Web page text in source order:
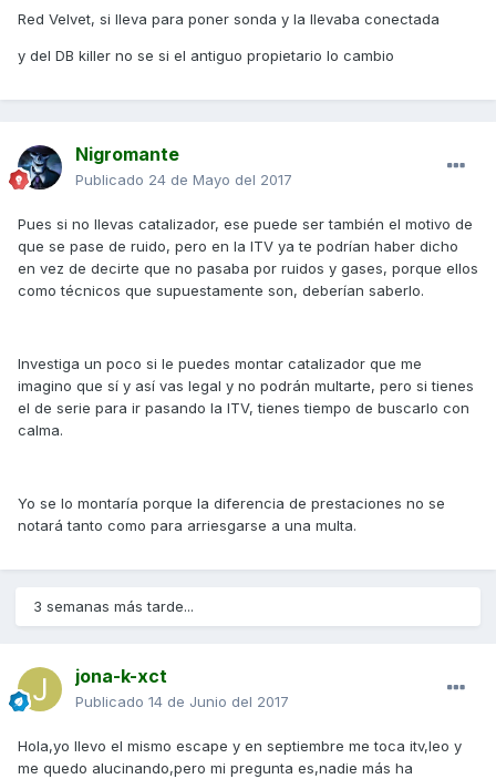
Red Velvet, si lleva para poner sonda y la llevaba conectada
y del DB killer no se si el antiguo propietario lo cambio
Nigromante
Publicado 24 de Mayo del 2017
Pues si no llevas catalizador, ese puede ser también el motivo de
que se pase de ruido, pero en la ITV ya te podrían haber dicho
en vez de decirte que no pasaba por ruidos y gases, porque ellos
como técnicos que supuestamente son, deberían saberlo.
Investiga un poco si le puedes montar catalizador que me
imagino que sí y así vas legal y no podrán multarte, pero si tienes
el de serie para ir pasando la ITV, tienes tiempo de buscarlo con
calma.
Yo se lo montaría porque la diferencia de prestaciones no se
notará tanto como para arriesgarse a una multa.
3 semanas más tarde...
jona-k-xct
Publicado 14 de Junio del 2017
Hola,yo llevo el mismo escape y en septiembre me toca itv,leo y
me quedo alucinando,pero mi pregunta es,nadie más ha